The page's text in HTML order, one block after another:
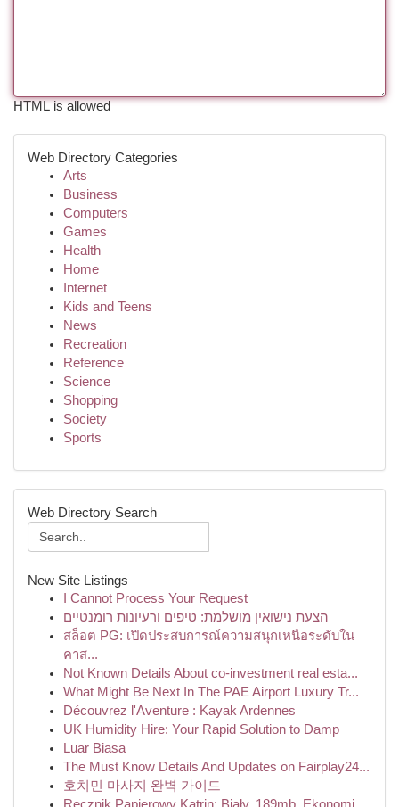
HTML is allowed
Web Directory Categories
Arts
Business
Computers
Games
Health
Home
Internet
Kids and Teens
News
Recreation
Reference
Science
Shopping
Society
Sports
Web Directory Search
New Site Listings
I Cannot Process Your Request
הצעת נישואין מושלמת: טיפים ורעיונות רומנטיים
สล็อต PG: เปิดประสบการณ์ความสนุกเหนือระดับใน
คาส...
Not Known Details About co-investment real esta...
What Might Be Next In The PAE Airport Luxury Tr...
Découvrez l'Aventure : Kayak Ardennes
UK Humidity Hire: Your Rapid Solution to Damp
Luar Biasa
The Must Know Details And Updates on Fairplay24...
호치민 마사지 완벽 가이드